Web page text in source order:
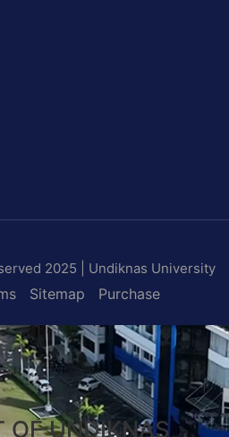
2025 | Undiknas University
Sitemap Purchase
OF UNDIKNAS